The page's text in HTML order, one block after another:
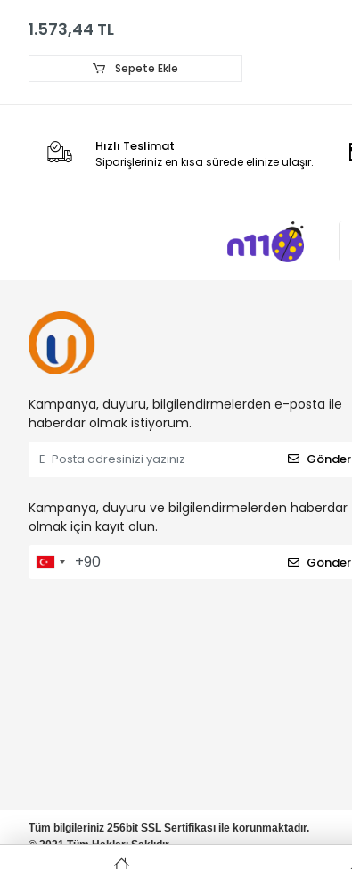
1.573,44 TL
Sepete Ekle
Hızlı Teslimat
Siparişleriniz en kısa sürede elinize ulaşır.
Kampanya, duyuru, bilgilendirmelerden e-posta ile
haberdar olmak istiyorum.
Gönder
Kampanya, duyuru ve bilgilendirmelerden haberdar
olmak için kayıt olun.
Gönder
Tüm bilgileriniz 256bit SSL Sertifikası ile korunmaktadır.
© 2021 Tüm Hakları Saklıdır